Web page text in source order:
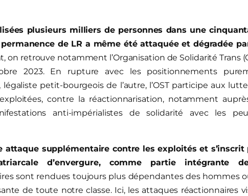
plusieurs milliers de personnes dans une
de LR a même étéattaquée et dégradée
retrouve notamment l’Organisation de Solidarité Trans
2023. En rupture avec les positionnements
petit-bourgeois de l’autre, l’OST participe aux
contre la réactionnarisation, notamment
anti-impérialistes de solidarité avec les
attaque supplémentaire contre les exploités et s’inscrit
d’envergure, comme partie intégrante
sont rendues toujours plus dépendantes des hommes
de toute notre classe. Ici, les attaques réactionnaires